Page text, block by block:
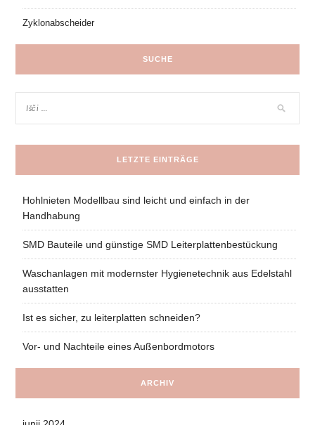
Zyklonabscheider
SUCHE
LETZTE EINTRÄGE
Hohlnieten Modellbau sind leicht und einfach in der
Handhabung
SMD Bauteile und günstige SMD Leiterplattenbestückung
Waschanlagen mit modernster Hygienetechnik aus Edelstahl
ausstatten
Ist es sicher, zu leiterplatten schneiden?
Vor- und Nachteile eines Außenbordmotors
ARCHIV